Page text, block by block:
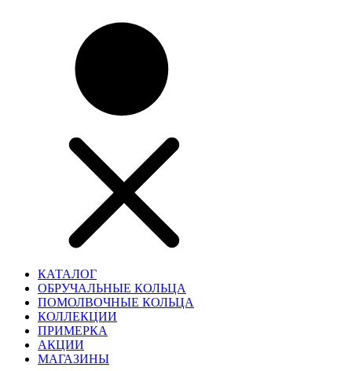
КАТАЛОГ
ОБРУЧАЛЬНЫЕ КОЛЬЦА
ПОМОЛВОЧНЫЕ КОЛЬЦА
КОЛЛЕКЦИИ
ПРИМЕРКА
АКЦИИ
МАГАЗИНЫ